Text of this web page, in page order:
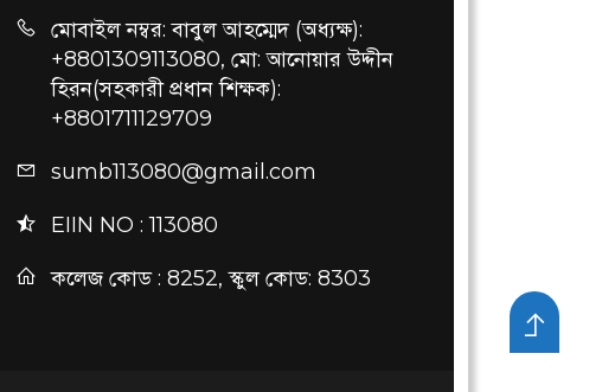
মোবাইল নম্বর: বাবুল আহম্মেদ (অধ্যক্ষ):
+8801309113080, মো: আনোয়ার উদ্দীন
হিরন(সহকারী প্রধান শিক্ষক):
+8801711129709
sumb113080@gmail.com
EIIN NO : 113080
কলেজ কোড : 8252, স্কুল কোড: 8303